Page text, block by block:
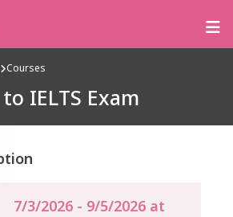
Courses
IELTS Exam
7/3/2026 - 9/5/2026 at